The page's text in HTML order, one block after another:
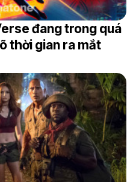
đang trong quá
thời gian ra mắt